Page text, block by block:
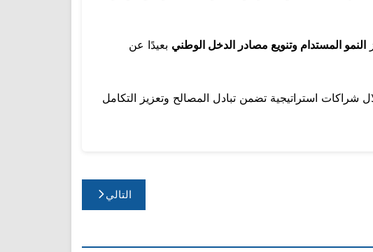
النمو المستدام وتنويع مصادر الدخل الوطني بعيدًا عن
شراكات استراتيجية تضمن تبادل المصالح وتعزيز التكامل
التالي